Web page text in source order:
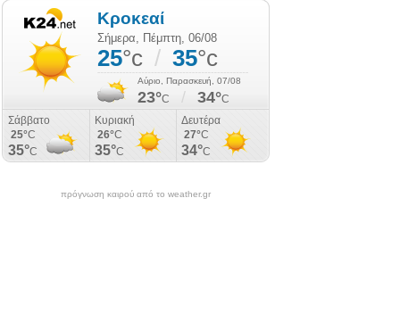
πρόγνωση καιρού από το weather.gr